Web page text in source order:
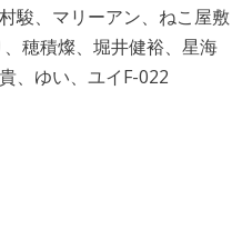
駿、マリーアン、ねこ屋敷
穂積燦、堀井健裕、星海
、ゆい、ユイF-022